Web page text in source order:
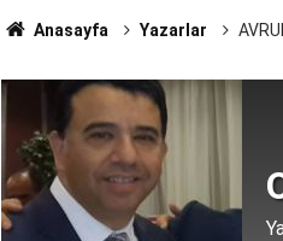
Anasayfa Yazarlar